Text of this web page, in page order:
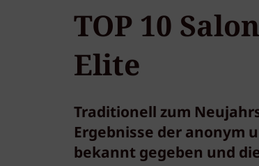
TOP 10
Elite
Traditionell zum
Ergebnisse der anonym
bekannt gegeben und